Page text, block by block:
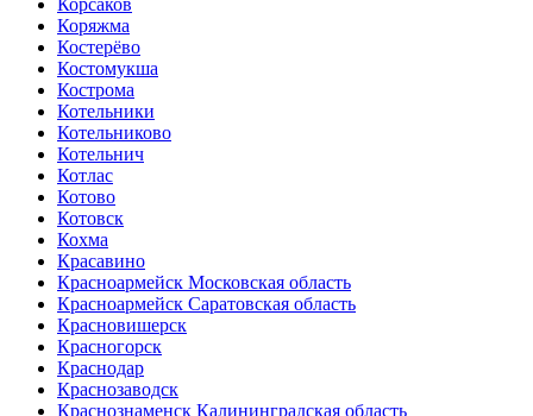
Корсаков
Коряжма
Костерёво
Костомукша
Кострома
Котельники
Котельниково
Котельнич
Котлас
Котово
Котовск
Кохма
Красавино
Красноармейск Московская область
Красноармейск Саратовская область
Красновишерск
Красногорск
Краснодар
Краснозаводск
Краснознаменск Калининградская область